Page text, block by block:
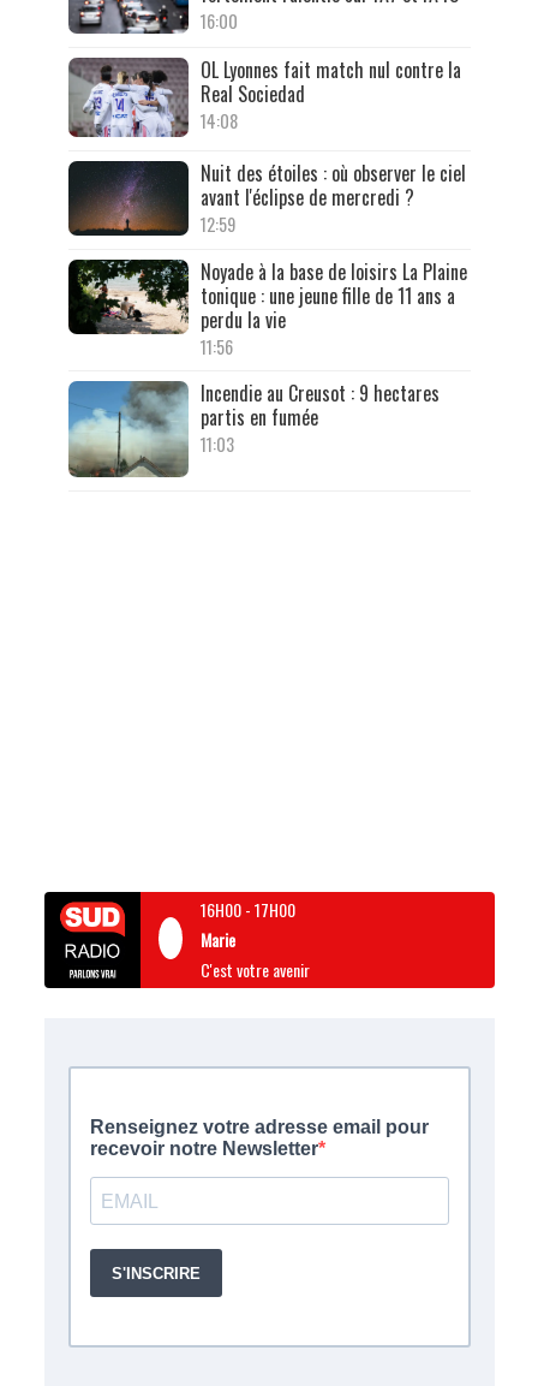
16:00
OL Lyonnes fait match nul contre la
Real Sociedad
14:08
Nuit des étoiles : où observer le ciel
avant l'éclipse de mercredi ?
12:59
Noyade à la base de loisirs La Plaine
tonique : une jeune fille de 11 ans a
perdu la vie
11:56
Incendie au Creusot : 9 hectares
partis en fumée
11:03
16H00-17H00
Marie
C'est votre avenir